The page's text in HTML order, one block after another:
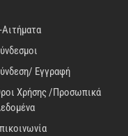
Αιτήματα
Εγγραφή
Χρήσης /Προσωπικά